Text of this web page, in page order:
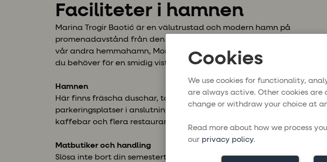
Cookies
We use cookies for functionality,
are always active. Other cookies are
change or withdraw your choice at
Read more about how we process
our privacy policy.
Faciliteter i hamnen
Marina Trogir Baotić är en välutrustad och modern hamn på
promenadavstånd från den historiska stadskärnan i Trogir. Här finns
vår andra hemmahamn, More Sailings hamnkontor och de faciliteter
du behöver för en smidig vistelse.
Hamnen
Här finns fräscha duschar, toaletter och tvättmöjligheter,
parkeringsplatser i anslutning till marinan, en liten supermarket, ATM,
kaffebar och flera restauranger.
Matbutiker och handling
Slösa inte bort din semestertid på att handla mat. Skapa din